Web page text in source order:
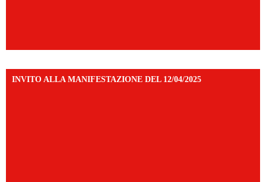
INVITO ALLA MANIFESTAZIONE DEL 12/04/2025